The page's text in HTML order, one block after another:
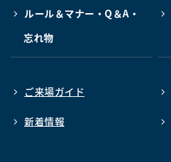
ルール＆マナー・Q＆A・
忘れ物
ご来場ガイド
新着情報